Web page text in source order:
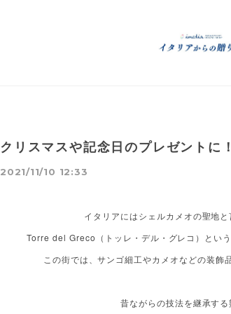
クリスマスや記念日のプレゼントに
2021/11/10 12:33
イタリアにはシェルカメオの聖地と
Torre del Greco（トッレ・デル・グレコ）とい
この街では、サンゴ細工やカメオなどの装飾
昔ながらの技法を継承する